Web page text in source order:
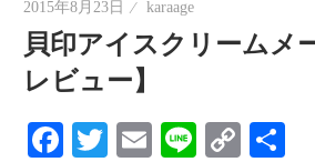
ン
ル
で
に
2015年8月23日 karaage
貝印アイスクリームメ
レビュー】
Facebook
Twitter
EmailLineCopy